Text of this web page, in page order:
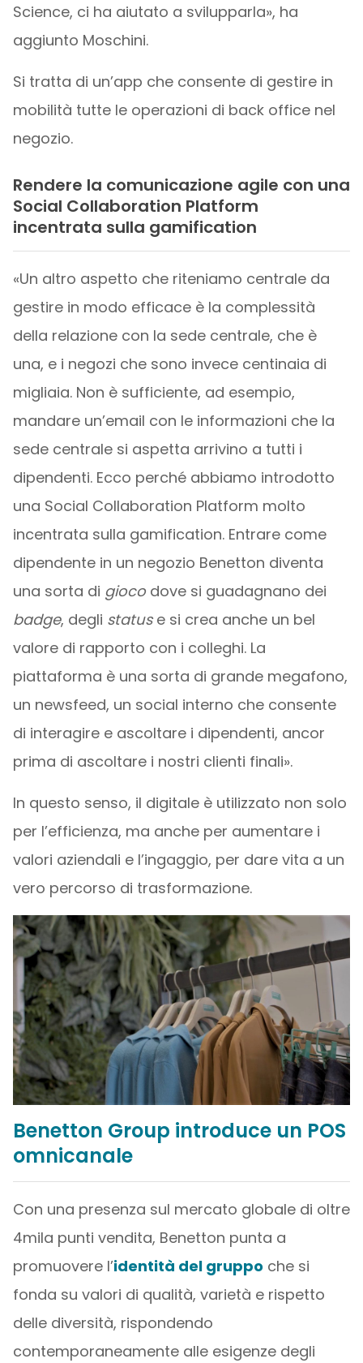
Science, ci ha aiutato a svilupparla», ha
aggiunto Moschini.
Si tratta di un’app che consente di gestire in
mobilità tutte le operazioni di back office nel
negozio.
Rendere la comunicazione agile con una
Social Collaboration Platform
incentrata sulla gamification
«Un altro aspetto che riteniamo centrale da
gestire in modo efficace è la complessità
della relazione con la sede centrale, che è
una, e i negozi che sono invece centinaia di
migliaia. Non è sufficiente, ad esempio,
mandare un’email con le informazioni che la
sede centrale si aspetta arrivino a tutti i
dipendenti. Ecco perché abbiamo introdotto
una Social Collaboration Platform molto
incentrata sulla gamification. Entrare come
dipendente in un negozio Benetton diventa
una sorta di giocodove si guadagnano dei
badge, degli statuse si crea anche un bel
valore di rapporto con i colleghi. La
piattaforma è una sorta di grande megafono,
un newsfeed, un social interno che consente
di interagire e ascoltare i dipendenti, ancor
prima di ascoltare i nostri clienti finali».
In questo senso, il digitale è utilizzato non solo
per l’efficienza, ma anche per aumentare i
valori aziendali e l’ingaggio, per dare vita a un
vero percorso di trasformazione.
Benetton Group introduce un POS
omnicanale
Con una presenza sul mercato globale di oltre
4mila punti vendita, Benetton punta a
promuovere l’identità del gruppo che si
fonda su valori di qualità, varietà e rispetto
delle diversità, rispondendo
contemporaneamente alle esigenze degli